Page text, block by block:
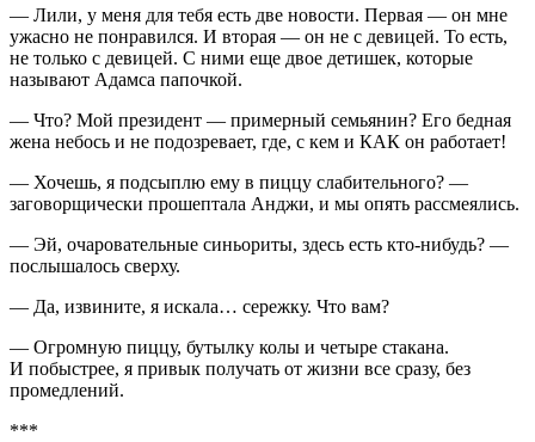
— Лили, у меня для тебя есть две новости. Первая — он мне
ужасно не понравился. И вторая — он не с девицей. То есть,
не только с девицей. С ними еще двое детишек, которые
называют Адамса папочкой.
— Что? Мой президент — примерный семьянин? Его бедная
жена небось и не подозревает, где, с кем и КАК он работает!
— Хочешь, я подсыплю ему в пиццу слабительного? —
заговорщически прошептала Анджи, и мы опять рассмеялись.
— Эй, очаровательные синьориты, здесь есть кто-нибудь? —
послышалось сверху.
— Да, извините, я искала… сережку. Что вам?
— Огромную пиццу, бутылку колы и четыре стакана.
И побыстрее, я привык получать от жизни все сразу, без
промедлений.
***